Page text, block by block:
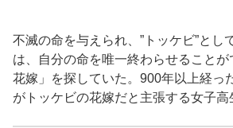
不滅の命を与えられ、”トッケビ”とし
は、自分の命を唯一終わらせること
花嫁」を探していた。900年以上経っ
がトッケビの花嫁だと主張する女子高